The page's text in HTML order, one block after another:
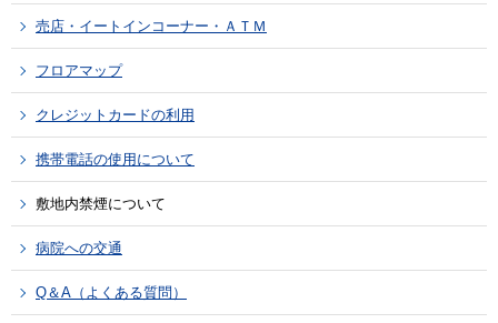
売店・イートインコーナー・ＡＴＭ
フロアマップ
クレジットカードの利用
携帯電話の使用について
敷地内禁煙について
病院への交通
Q＆A（よくある質問）